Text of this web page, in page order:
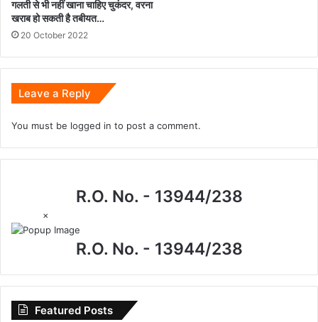
गलती से भी नहीं खाना चाहिए चुकंदर, वरना
खराब हो सकती है तबीयत…
20 October 2022
Leave a Reply
You must be logged in to post a comment.
R.O. No. - 13944/238
×
R.O. No. - 13944/238
Featured Posts